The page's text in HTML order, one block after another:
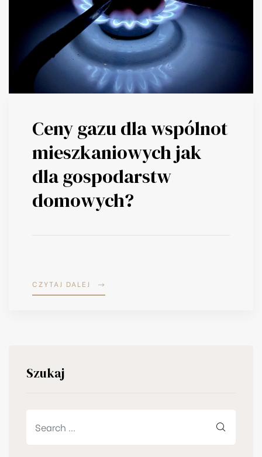
Ceny gazu dla wspólnot
mieszkaniowych jak
dla gospodarstw
domowych?
CZYTAJ DALEJ
Szukaj